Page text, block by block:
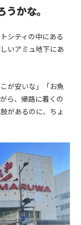
かな。
シティの中にある
いアミュ地下にあ
が安いな」「お魚
ら、帰路に着くの
があるのに、ちょ